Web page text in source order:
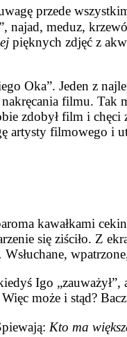
przede
najad, meduz,
pięknych zdjęć z
Oka”. Jeden z
filmu.
zdobył film i
filmowego i
kawałka­mi
się ziściło. Z
Igo
może i stąd?
Kto ma